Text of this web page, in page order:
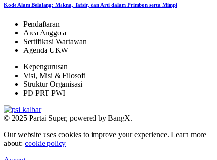
Kode Alam Belalang: Makna, Tafsir, dan Arti dalam Primbon serta Mimpi
Pendaftaran
Area Anggota
Sertifikasi Wartawan
Agenda UKW
Kepengurusan
Visi, Misi & Filosofi
Struktur Organisasi
PD PRT PWI
© 2025 Partai Super, powered by BangX.
Our website uses cookies to improve your experience. Learn more
about: cookie policy